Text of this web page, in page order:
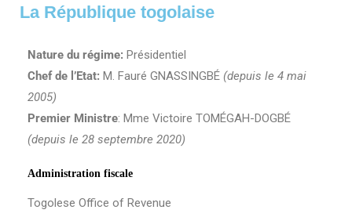
La République togolaise
Nature du régime: Présidentiel
Chef de l’Etat: M. Fauré GNASSINGBÉ (depuis le 4 mai
2005)
Premier Ministre: Mme Victoire TOMÉGAH-DOGBÉ
(depuis le 28 septembre 2020)
Administration fiscale
Togolese Office of Revenue